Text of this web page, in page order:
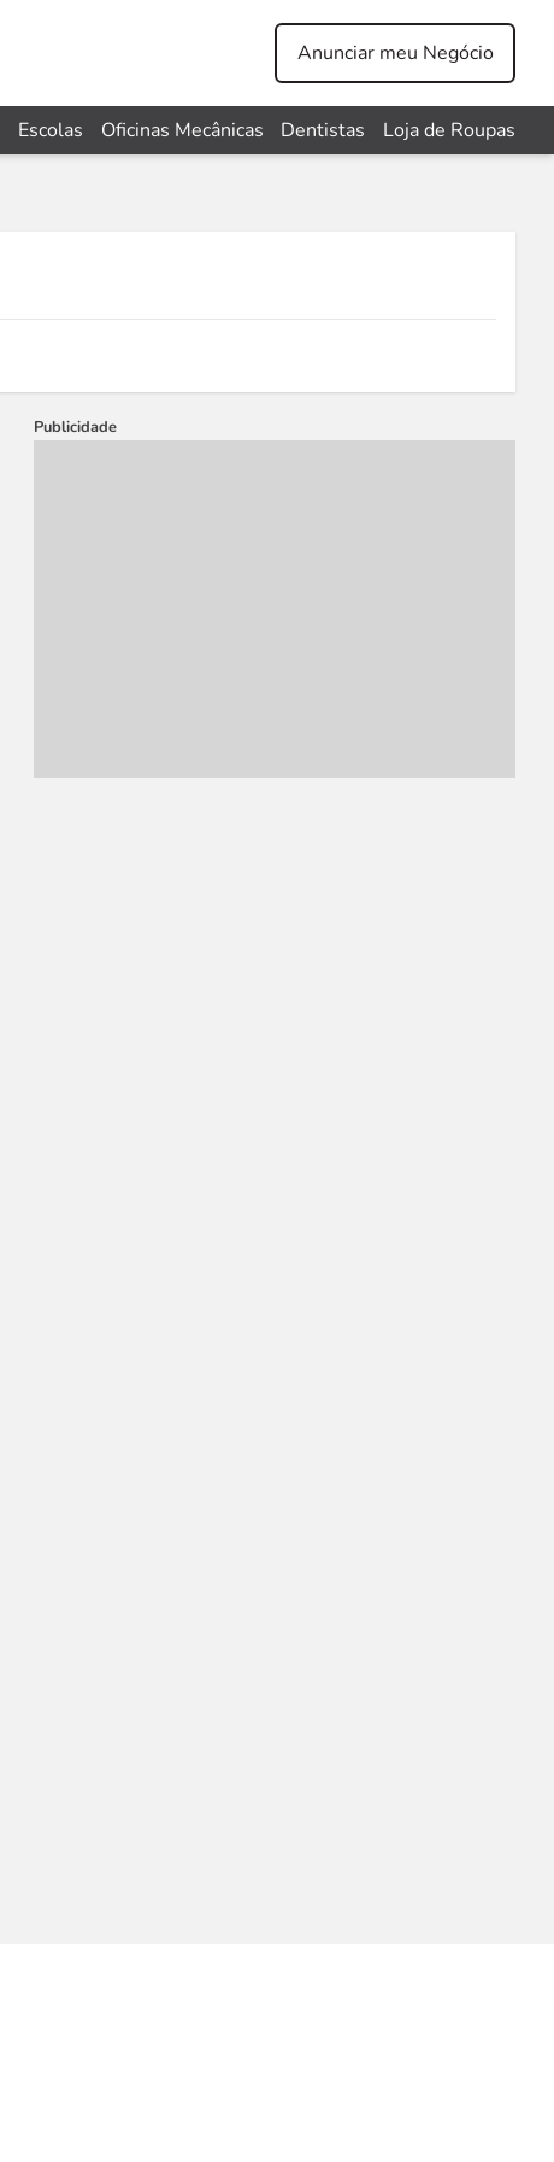
Anunciar meu Negócio
Escolas Oficinas Mecânicas Dentistas Loja de Roupas
Publicidade